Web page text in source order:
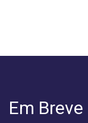
Em Breve